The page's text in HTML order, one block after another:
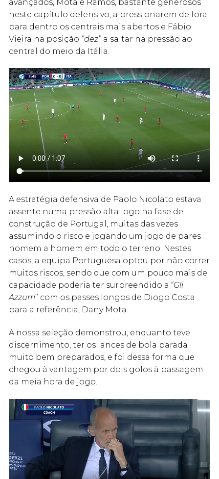
avançados, Mota e Ramos, bastante generosos
neste capítulo defensivo, a pressionarem de fora
para dentro os centrais mais abertos e Fábio
Vieira na posição “dez” a saltar na pressão ao
central do meio da Itália.
A estratégia defensiva de Paolo Nicolato estava
assente numa pressão alta logo na fase de
construção de Portugal, muitas das vezes
assumindo o risco e jogando um jogo de pares
homem a homem em todo o terreno. Nestes
casos, a equipa Portuguesa optou por não correr
muitos riscos, sendo que com um pouco mais de
capacidade poderia ter surpreendido a “Gli
Azzurri” com os passes longos de Diogo Costa
para a referência, Dany Mota.
A nossa seleção demonstrou, enquanto teve
discernimento, ter os lances de bola parada
muito bem preparados, e foi dessa forma que
chegou à vantagem por dois golos à passagem
da meia hora de jogo.